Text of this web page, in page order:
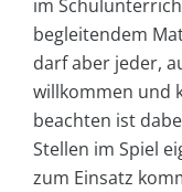
im
begleitendem
darf aber jeder,
willkommen und
beachten ist
Stellen im Spiel
zum Einsatz